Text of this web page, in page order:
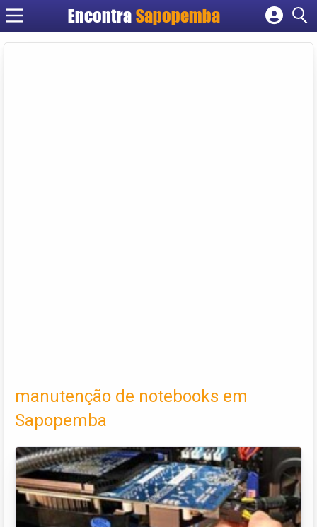
Encontra Sapopemba
Cadastrar empresa
manutenção de notebooks em
Sapopemba